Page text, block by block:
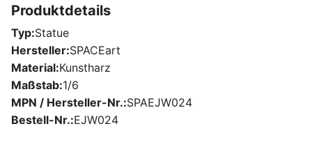
Produktdetails
Typ Statue
Hersteller SPACEart
Material Kunstharz
Maßstab 1/6
MPN / Hersteller-Nr. SPAEJW024
Bestell-Nr. EJW024